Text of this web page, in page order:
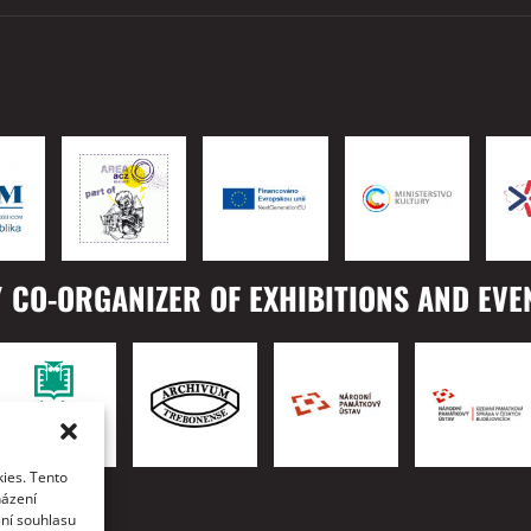
Tento
souhlasu
ORGANIZER OF EXHIBITIONS AND